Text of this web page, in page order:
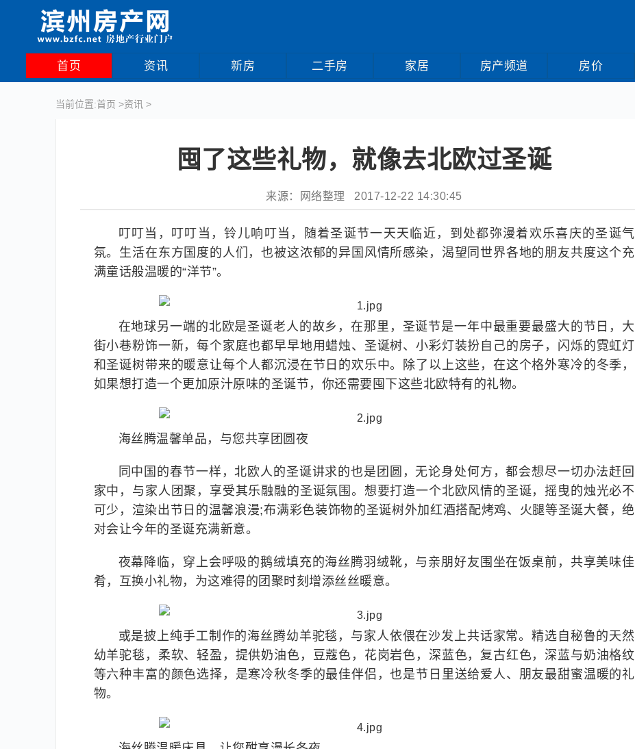
首页 资讯 新房 二手房 家居 房产频道 房价
当前位置:首页 >资讯 >
囤了这些礼物，就像去北欧过圣诞
来源：网络整理 2017-12-22 14:30:45
叮叮当，叮叮当，铃儿响叮当，随着圣诞节一天天临近，到处都弥漫着欢乐喜庆的圣诞气
氛。生活在东方国度的人们，也被这浓郁的异国风情所感染，渴望同世界各地的朋友共度这个充
满童话般温暖的“洋节”。
在地球另一端的北欧是圣诞老人的故乡，在那里，圣诞节是一年中最重要最盛大的节日，大
街小巷粉饰一新，每个家庭也都早早地用蜡烛、圣诞树、小彩灯装扮自己的房子，闪烁的霓虹灯
和圣诞树带来的暖意让每个人都沉浸在节日的欢乐中。除了以上这些，在这个格外寒冷的冬季，
如果想打造一个更加原汁原味的圣诞节，你还需要囤下这些北欧特有的礼物。
海丝腾温馨单品，与您共享团圆夜
同中国的春节一样，北欧人的圣诞讲求的也是团圆，无论身处何方，都会想尽一切办法赶回
家中，与家人团聚，享受其乐融融的圣诞氛围。想要打造一个北欧风情的圣诞，摇曳的烛光必不
可少，渲染出节日的温馨浪漫;布满彩色装饰物的圣诞树外加红酒搭配烤鸡、火腿等圣诞大餐，绝
对会让今年的圣诞充满新意。
夜幕降临，穿上会呼吸的鹅绒填充的海丝腾羽绒靴，与亲朋好友围坐在饭桌前，共享美味佳
肴，互换小礼物，为这难得的团聚时刻增添丝丝暖意。
或是披上纯手工制作的海丝腾幼羊驼毯，与家人依偎在沙发上共话家常。精选自秘鲁的天然
幼羊驼毯，柔软、轻盈，提供奶油色，豆蔻色，花岗岩色，深蓝色，复古红色，深蓝与奶油格纹
等六种丰富的颜色选择，是寒冷秋冬季的最佳伴侣，也是节日里送给爱人、朋友最甜蜜温暖的礼
物。